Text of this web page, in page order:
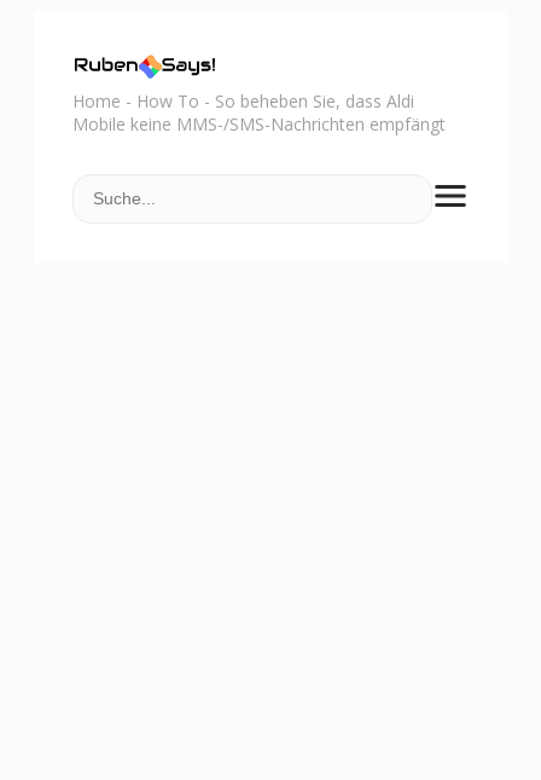
Home - How To - So beheben Sie, dass Aldi
Mobile keine MMS-/SMS-Nachrichten empfängt